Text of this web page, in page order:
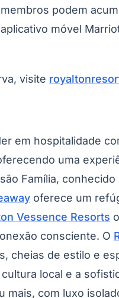
Corinthians
podem
móvel
visite
em hospitalidade
uma
Família,
oferece um
Vessence Resorts
consciente. O
cheias de estilo e
local e a
mais, com luxo